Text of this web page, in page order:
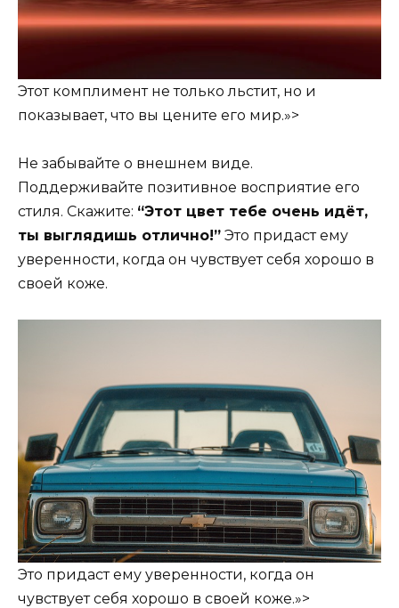
Этот комплимент не только льстит, но и
показывает, что вы цените его мир.»>
Не забывайте о внешнем виде.
Поддерживайте позитивное восприятие его
стиля. Скажите: “Этот цвет тебе очень идёт,
ты выглядишь отлично!” Это придаст ему
уверенности, когда он чувствует себя хорошо в
своей коже.
Это придаст ему уверенности, когда он
чувствует себя хорошо в своей коже.»>